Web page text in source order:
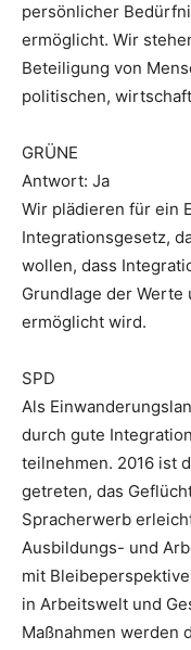
persönlicher
ermöglicht. Wir
Beteiligung von
politischen,
GRÜNE
Antwort: Ja
Wir plädieren für ein
Integrationsgesetz,
wollen, dass
Grundlage der
ermöglicht wird.
SPD
Als
durch gute
teilnehmen. 2016 ist
getreten, das
Spracherwerb
Ausbildungs- und
mit
in Arbeitswelt und
Maßnahmen werden